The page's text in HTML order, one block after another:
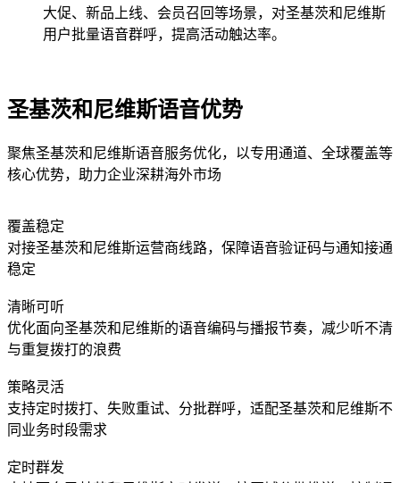
大促、新品上线、会员召回等场景，对圣基茨和尼维斯
用户批量语音群呼，提高活动触达率。
圣基茨和尼维斯语音优势
聚焦圣基茨和尼维斯语音服务优化，以专用通道、全球覆盖等
核心优势，助力企业深耕海外市场
覆盖稳定
对接圣基茨和尼维斯运营商线路，保障语音验证码与通知接通
稳定
清晰可听
优化面向圣基茨和尼维斯的语音编码与播报节奏，减少听不清
与重复拨打的浪费
策略灵活
支持定时拨打、失败重试、分批群呼，适配圣基茨和尼维斯不
同业务时段需求
定时群发